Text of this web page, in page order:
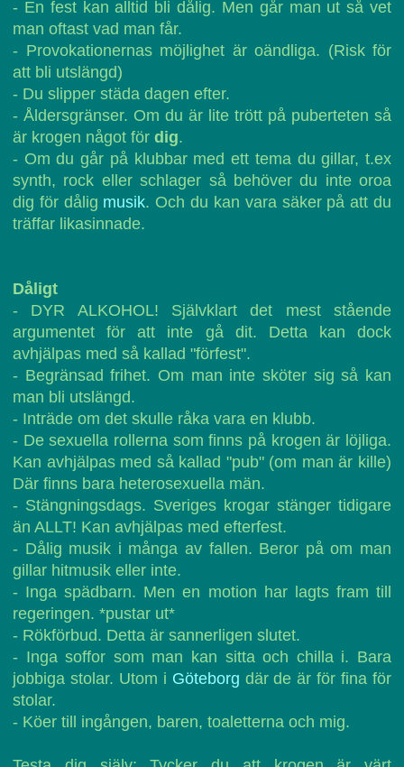
- En fest kan alltid bli dålig. Men går man ut så vet
man oftast vad man får.
- Provokationernas möjlighet är oändliga. (Risk för
att bli utslängd)
- Du slipper städa dagen efter.
- Åldersgränser. Om du är lite trött på puberteten så
är krogen något för dig.
- Om du går på klubbar med ett tema du gillar, t.ex
synth, rock eller schlager så behöver du inte oroa
dig för dålig musik. Och du kan vara säker på att du
träffar likasinnade.
Dåligt
- DYR ALKOHOL! Självklart det mest stående
argumentet för att inte gå dit. Detta kan dock
avhjälpas med så kallad "förfest".
- Begränsad frihet. Om man inte sköter sig så kan
man bli utslängd.
- Inträde om det skulle råka vara en klubb.
- De sexuella rollerna som finns på krogen är löjliga.
Kan avhjälpas med så kallad "pub" (om man är kille)
Där finns bara heterosexuella män.
- Stängningsdags. Sveriges krogar stänger tidigare
än ALLT! Kan avhjälpas med efterfest.
- Dålig musik i många av fallen. Beror på om man
gillar hitmusik eller inte.
- Inga spädbarn. Men en motion har lagts fram till
regeringen. *pustar ut*
- Rökförbud. Detta är sannerligen slutet.
- Inga soffor som man kan sitta och chilla i. Bara
jobbiga stolar. Utom i Göteborg där de är för fina för
stolar.
- Köer till ingången, baren, toaletterna och mig.